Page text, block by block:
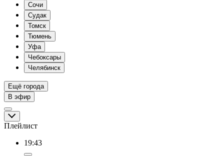
Сочи
Судак
Томск
Тюмень
Уфа
Чебоксары
Челябинск
Ещё города
В эфир
Плейлист
19:43